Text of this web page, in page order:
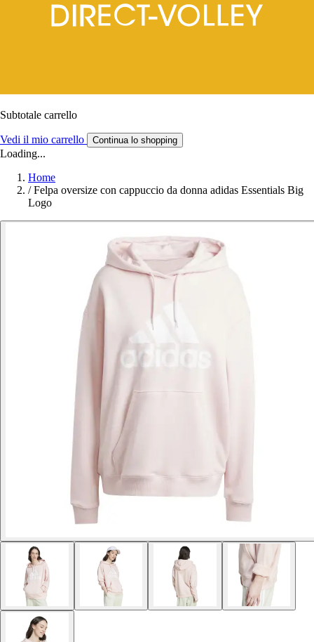
Subtotale carrello
Vedi il mio carrello Continua lo shopping
Loading...
Home
/ Felpa oversize con cappuccio da donna adidas Essentials Big
Logo